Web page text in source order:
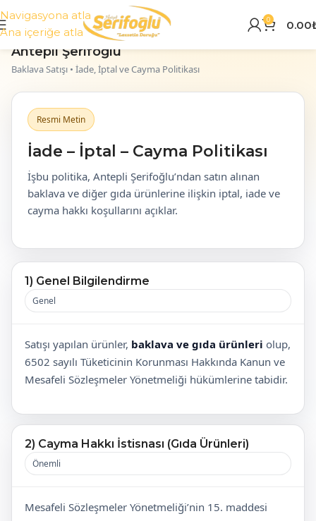
Navigasyona atla
Ana içeriğe atla
0 0.00
Antepli Şerifoğlu
Baklava Satışı • İade, İptal ve Cayma Politikası
Resmi Metin
İade – İptal – Cayma Politikası
İşbu politika, Antepli Şerifoğlu’ndan satın alınan
baklava ve diğer gıda ürünlerine ilişkin iptal, iade ve
cayma hakkı koşullarını açıklar.
1) Genel Bilgilendirme
Genel
Satışı yapılan ürünler, baklava ve gıda ürünleri olup,
6502 sayılı Tüketicinin Korunması Hakkında Kanun ve
Mesafeli Sözleşmeler Yönetmeliği hükümlerine tabidir.
2) Cayma Hakkı İstisnası (Gıda Ürünleri)
Önemli
Mesafeli Sözleşmeler Yönetmeliği’nin 15. maddesi